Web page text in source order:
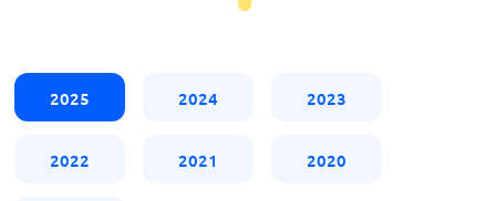
2025 2024 2023
2022 2021 2020